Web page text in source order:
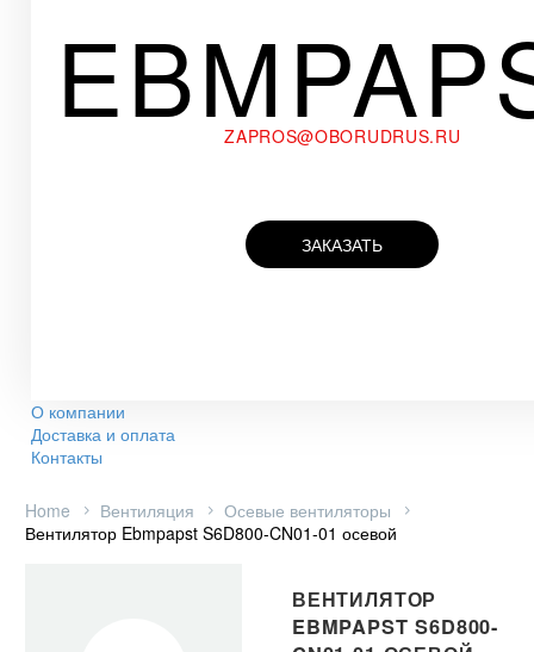
ZAPROS@OBORUDRUS.RU
ЗАКАЗАТЬ
О компании
Доставка и оплата
Контакты
Home Вентиляция
Осевые вентиляторы
Вентилятор Ebmpapst S6D800-CN01-01 осевой
ВЕНТИЛЯТОР
EBMPAPST S6D800-